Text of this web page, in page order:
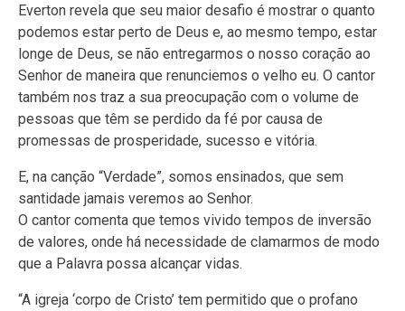
Everton revela que seu maior desafio é mostrar o quanto
podemos estar perto de Deus e, ao mesmo tempo, estar
longe de Deus, se não entregarmos o nosso coração ao
Senhor de maneira que renunciemos o velho eu. O cantor
também nos traz a sua preocupação com o volume de
pessoas que têm se perdido da fé por causa de
promessas de prosperidade, sucesso e vitória.
E, na canção “Verdade”, somos ensinados, que sem
santidade jamais veremos ao Senhor.
O cantor comenta que temos vivido tempos de inversão
de valores, onde há necessidade de clamarmos de modo
que a Palavra possa alcançar vidas.
“A igreja ‘corpo de Cristo’ tem permitido que o profano